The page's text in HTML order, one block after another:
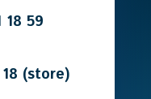
18 59
(store)